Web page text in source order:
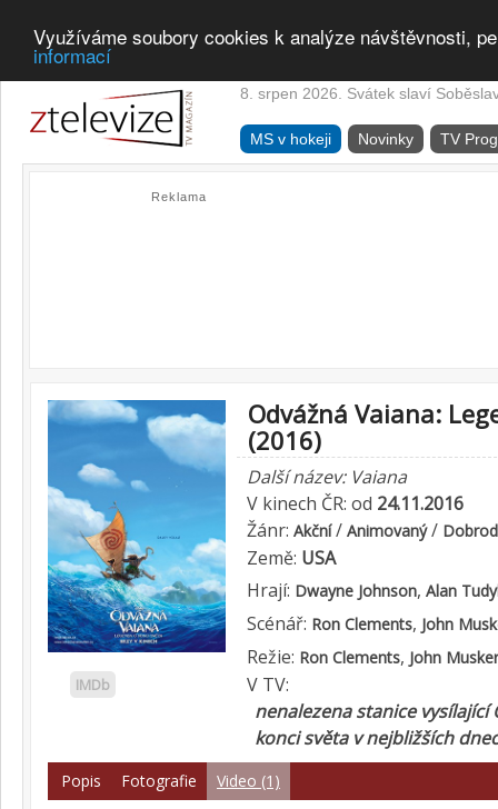
Využíváme soubory cookies k analýze návštěvnosti,
informací
8. srpen 2026. Svátek slaví
MS v hokeji Novinky TV
Reklama
IMDb
Odvážná Vaiana:
(2016)
Další název: Vaiana
V kinech ČR: od 24.11.2016
Žánr: Akční/ Animovaný/
Země: USA
Hrají: Dwayne Johnson, Alan
Scénář: Ron Clements, John
Režie: Ron Clements, John Musker
V TV:
nenalezena stanice vysílající
konci světa v nejbližších
Popis Fotografie Video (1)